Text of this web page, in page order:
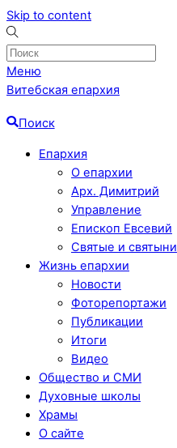
Skip to content
Меню
Витебская епархия
Поиск
Епархия
О епархии
Арх. Димитрий
Управление
Епископ Евсевий
Святые и святыни
Жизнь епархии
Новости
Фоторепортажи
Публикации
Итоги
Видео
Общество и СМИ
Духовные школы
Храмы
О сайте